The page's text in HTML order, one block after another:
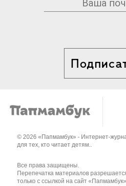
© 2026 «Папмамбук» - Интернет-
для тех, кто читает детям..
Все права защищены.
Перепечатка материалов
только с ссылкой на сайт